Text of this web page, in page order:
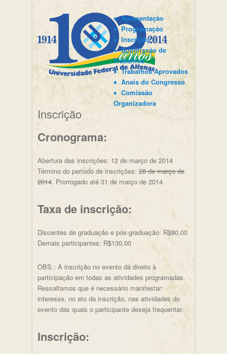
♦ Apresentação
♦ Programação
♦ Inscrição
♦ Submissão de
Trabalhos
♦ Trabalhos Aprovados
♦ Anais do Congresso
♦ Comissão
Organizadora
Inscrição
Cronograma:
Abertura das inscrições: 12 de março de 2014
Término do período de inscrições:28 de março de
2014. Prorrogado até 31 de março de 2014.
Taxa de inscrição:
Discentes de graduação e pós-graduação: R$80,00
Demais participantes: R$130,00
OBS.: A inscrição no evento dá direito à
participação em todas as atividades programadas.
Ressaltamos que é necessário manifestar
interesse, no ato da inscrição, nas atividades do
evento das quais o participante deseja frequentar.
Inscrição: